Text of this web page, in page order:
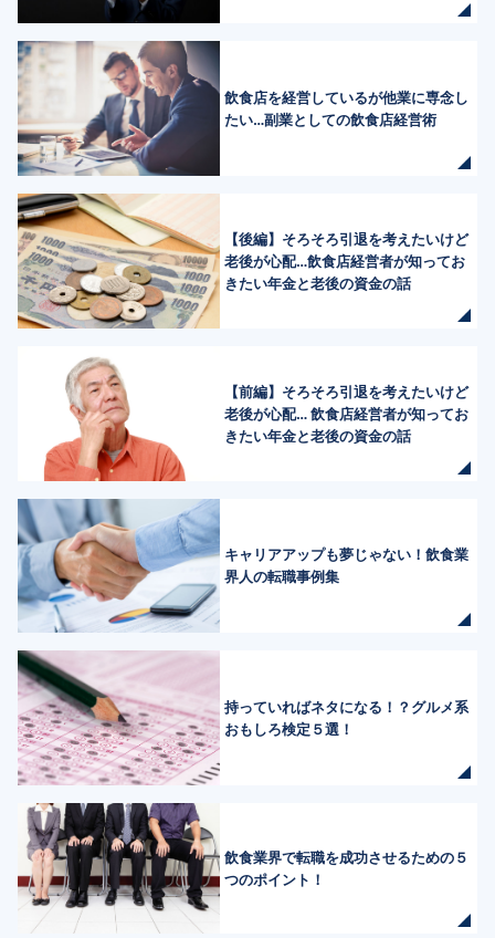
飲食店を経営しているが他業に専念し
たい…副業としての飲食店経営術
【後編】そろそろ引退を考えたいけど
老後が心配…飲食店経営者が知ってお
きたい年金と老後の資金の話
【前編】そろそろ引退を考えたいけど
老後が心配… 飲食店経営者が知ってお
きたい年金と老後の資金の話
キャリアアップも夢じゃない！飲食業
界人の転職事例集
持っていればネタになる！？グルメ系
おもしろ検定５選！
飲食業界で転職を成功させるための５
つのポイント！